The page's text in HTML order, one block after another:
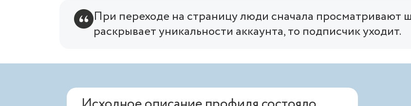
При переходе на страницу люди сначала просматривают
раскрывает уникальности аккаунта, то подписчик уходит.